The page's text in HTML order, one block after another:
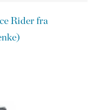
Rider fra